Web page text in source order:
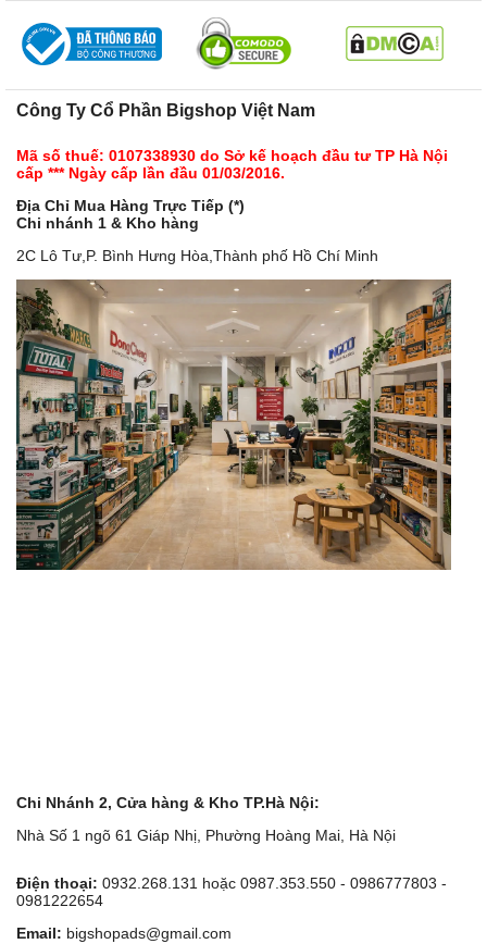
Công Ty Cổ Phần Bigshop Việt Nam
Mã số thuế: 0107338930 do Sở kế hoạch đầu tư TP Hà Nội
cấp *** Ngày cấp lần đầu 01/03/2016.
Địa Chỉ Mua Hàng Trực Tiếp (*)
Chi nhánh 1 & Kho hàng
2C Lô Tư,P. Bình Hưng Hòa,Thành phố Hồ Chí Minh
Chi Nhánh 2, Cửa hàng & Kho TP.Hà Nội:
Nhà Số 1 ngõ 61 Giáp Nhị, Phường Hoàng Mai, Hà Nội
Điện thoại: 0932.268.131 hoặc 0987.353.550 - 0986777803 -
0981222654
Email: bigshopads@gmail.com